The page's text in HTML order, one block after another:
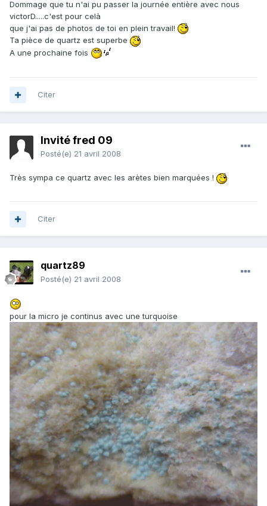
Dommage que tu n'ai pu passer la journée entière avec nous
victorD.....c'est pour celà
que j'ai pas de photos de toi en plein travail!
Ta pièce de quartz est superbe
A une prochaine fois
Citer
Invité fred 09
Posté(e) 21 avril 2008
Très sympa ce quartz avec les arètes bien marquées !
Citer
quartz89
Posté(e) 21 avril 2008
pour la micro je continus avec une turquoise